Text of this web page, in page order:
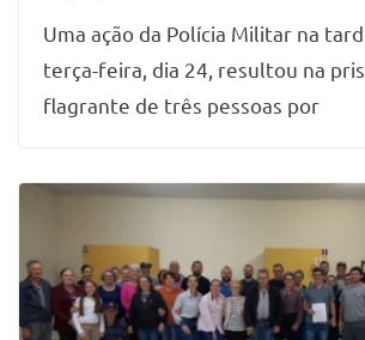
Uma ação da Polícia Militar na
terça-feira, dia 24, resultou na
flagrante de três pessoas por